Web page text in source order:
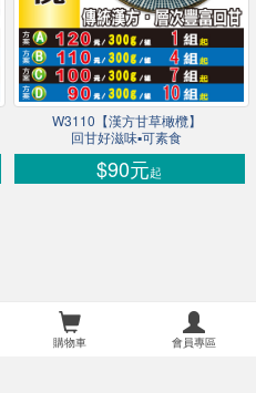
W3110【漢方甘草橄欖】
回甘好滋味▪可素食
$90元起
購物車 會員專區